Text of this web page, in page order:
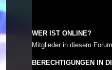
WER IST ONLINE?
Mitglieder in diesem
BERECHTIGUNGEN IN